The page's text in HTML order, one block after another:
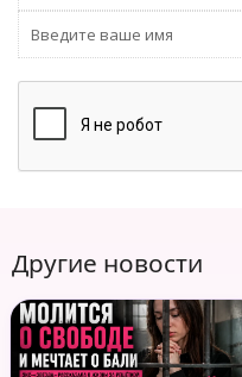
Другие новости